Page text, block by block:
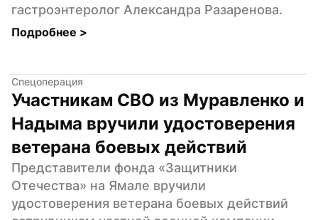
гастроэнтеролог Александра Разаренова.
Подробнее >
Спецоперация
Участникам СВО из Муравленко и
Надыма вручили удостоверения
ветерана боевых действий
Представители фонда «Защитники
Отечества» на Ямале вручили
удостоверения ветерана боевых действий